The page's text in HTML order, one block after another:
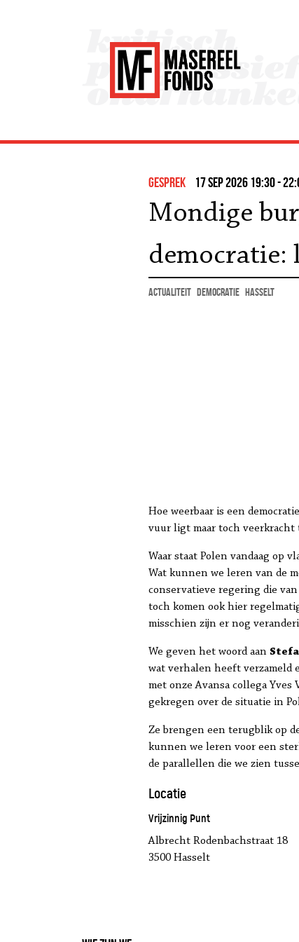
gesprek 17 sep 2026 19:30 -
Mondige
democratie:
actualiteit democratie Hasselt
Hoe weerbaar is een
vuur ligt maar toch veerkracht
Waar staat Polen vandaag op
Wat kunnen we leren van de
conservatieve regering die
toch komen ook hier
misschien zijn er nog
We geven het woord aan
wat verhalen heeft verzameld
met onze Avansa collega Yves
gekregen over de situatie in
Ze brengen een terugblik op
kunnen we leren voor een
de parallellen die we zien
Locatie
Vrijzinnig Punt
Albrecht Rodenbachstraat 18
3500 Hasselt